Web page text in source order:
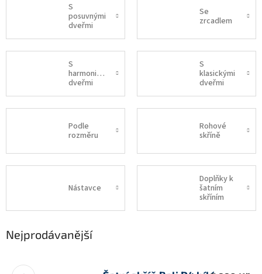
S
posuvnými
dveřmi
Se
zrcadlem
S
harmonikovými
dveřmi
S
klasickými
dveřmi
Podle
rozměru
Rohové
skříně
Nástavce
Doplňky k
šatním
skříním
Nejprodávanější